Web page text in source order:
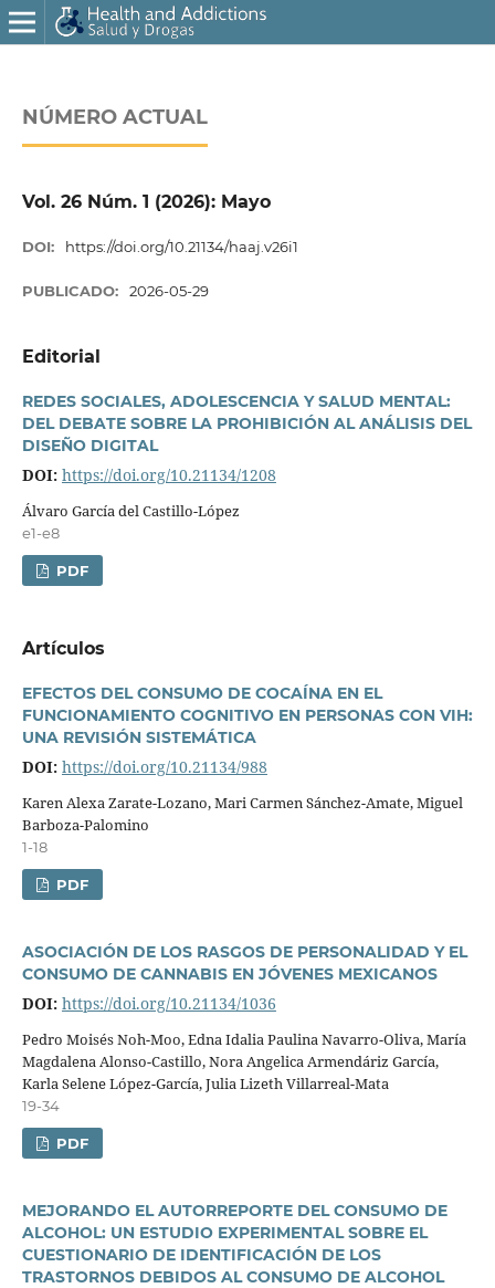
NÚMERO ACTUAL
Vol. 26 Núm. 1 (2026): Mayo
DOI: https://doi.org/10.21134/haaj.v26i1
PUBLICADO: 2026-05-29
Editorial
REDES SOCIALES, ADOLESCENCIA Y SALUD MENTAL:
DEL DEBATE SOBRE LA PROHIBICIÓN AL ANÁLISIS DEL
DISEÑO DIGITAL
DOI: https://doi.org/10.21134/1208
Álvaro Garcí­a del Castillo-López
e1-e8
PDF
Artí­culos
EFECTOS DEL CONSUMO DE COCAÍNA EN EL
FUNCIONAMIENTO COGNITIVO EN PERSONAS CON VIH:
UNA REVISIÓN SISTEMÁTICA
DOI: https://doi.org/10.21134/988
Karen Alexa Zarate-Lozano, Mari Carmen Sánchez-Amate, Miguel
Barboza-Palomino
1-18
PDF
ASOCIACIÓN DE LOS RASGOS DE PERSONALIDAD Y EL
CONSUMO DE CANNABIS EN JÓVENES MEXICANOS
DOI: https://doi.org/10.21134/1036
Pedro Moisés Noh-Moo, Edna Idalia Paulina Navarro-Oliva, Marí­a
Magdalena Alonso-Castillo, Nora Angelica Armendáriz Garcí­a,
Karla Selene López-Garcí­a, Julia Lizeth Villarreal-Mata
19-34
PDF
MEJORANDO EL AUTORREPORTE DEL CONSUMO DE
ALCOHOL: UN ESTUDIO EXPERIMENTAL SOBRE EL
CUESTIONARIO DE IDENTIFICACIÓN DE LOS
TRASTORNOS DEBIDOS AL CONSUMO DE ALCOHOL